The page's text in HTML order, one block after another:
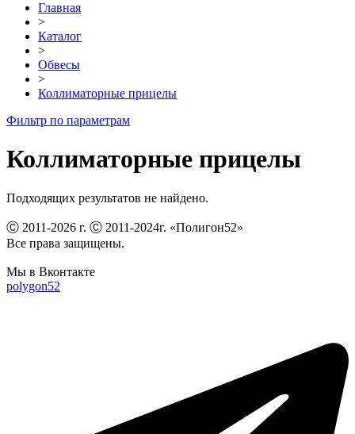
Главная
>
Каталог
>
Обвесы
>
Коллиматорные прицелы
Фильтр по параметрам
Коллиматорные прицелы
Подходящих результатов не найдено.
Ⓒ 2011-2026 г. Ⓒ 2011-2024г. «Полигон52»
Все права защищены.
Мы в Вконтакте
polygon52